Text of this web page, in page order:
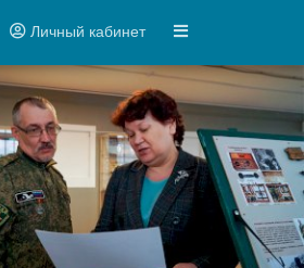
Личный кабинет